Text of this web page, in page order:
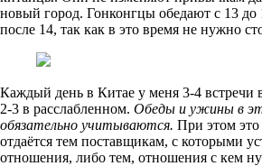
новый город. Гонконгцы обедают с 13 до
после 14, так как в это время не нужно
Каждый день в Китае у меня 3-4
2-3 в расслабленном. Обеды и ужины в
обязательно учитываются. При этом
отдаётся тем поставщикам, с которыми
отношения, либо тем, отношения с кем